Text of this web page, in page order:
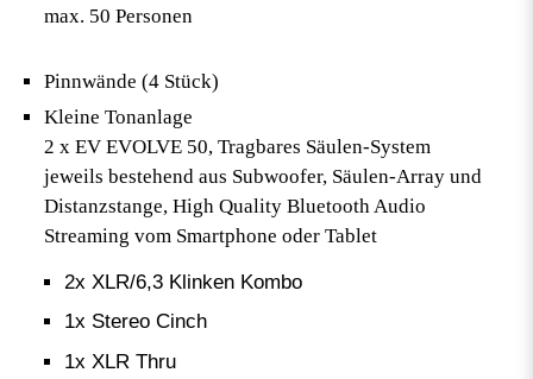
max. 50 Personen
Pinnwände (4 Stück)
Kleine Tonanlage
2 x EV EVOLVE 50, Tragbares Säulen-System
jeweils bestehend aus Subwoofer, Säulen-Array und
Distanzstange, High Quality Bluetooth Audio
Streaming vom Smartphone oder Tablet
2x XLR/6,3 Klinken Kombo
1x Stereo Cinch
1x XLR Thru